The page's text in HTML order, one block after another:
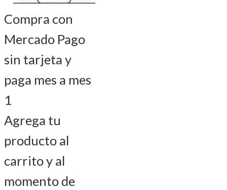
Compra con
Mercado Pago
sin tarjeta y
paga mes a mes
1
Agrega tu
producto al
carrito y al
momento de